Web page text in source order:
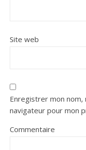
Site web
Enregistrer mon
navigateur pour mon
Commentaire